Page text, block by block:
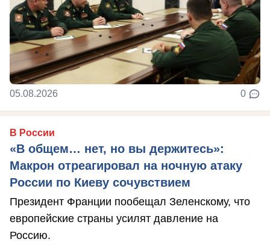
05.08.2026 0
В России
«В общем… нет, но вы держитесь»:
Макрон отреагировал на ночную атаку
России по Киеву сочувствием
Президент Франции пообещал Зеленскому, что
европейские страны усилят давление на
Россию.